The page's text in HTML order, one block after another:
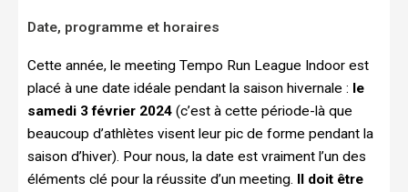
Date, programme et horaires
Cette année, le meeting Tempo Run League Indoor est
placé à une date idéale pendant la saison hivernale : le
samedi 3 février 2024 (c’est à cette période-là que
beaucoup d’athlètes visent leur pic de forme pendant la
saison d’hiver). Pour nous, la date est vraiment l’un des
éléments clé pour la réussite d’un meeting. Il doit être